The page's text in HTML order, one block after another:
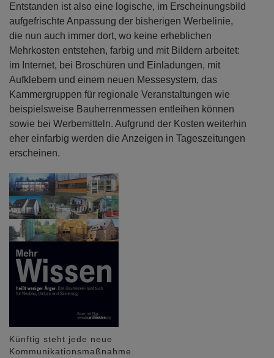
Entstanden ist also eine logische, im Erscheinungsbild
aufgefrischte Anpassung der bisherigen Werbelinie,
die nun auch immer dort, wo keine erheblichen
Mehrkosten entstehen, farbig und mit Bildern arbeitet:
im Internet, bei Broschüren und Einladungen, mit
Aufklebern und einem neuen Messesystem, das
Kammergruppen für regionale Veranstaltungen wie
beispielsweise Bauherrenmessen entleihen können
sowie bei Werbemitteln. Aufgrund der Kosten weiterhin
eher einfarbig werden die Anzeigen in Tageszeitungen
erscheinen.
Künftig steht jede neue
Kommunikationsmaßnahme